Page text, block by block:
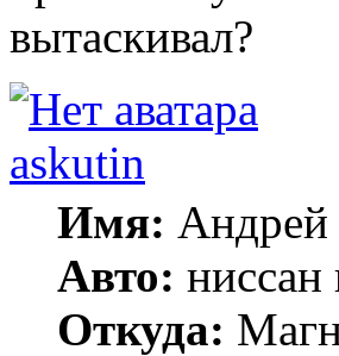
вытаскивал?
askutin
Имя: Андрей
Авто:
Откуда: